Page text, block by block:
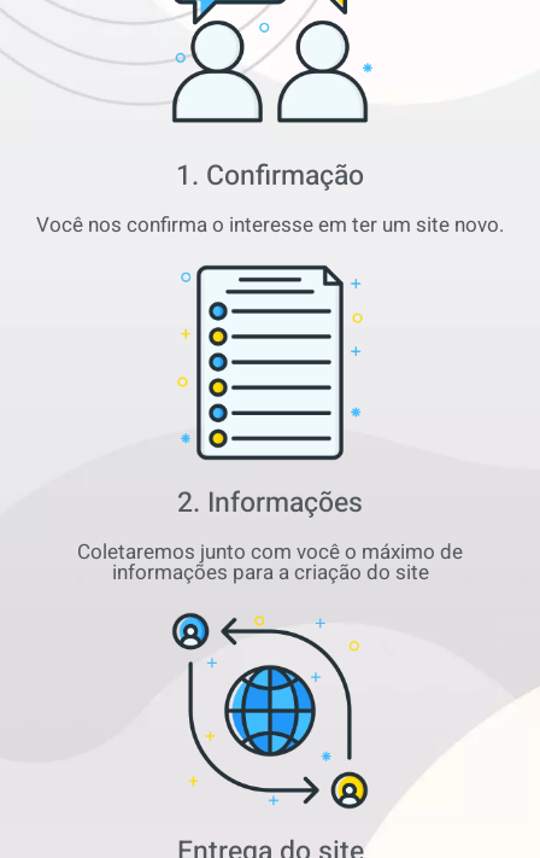
1. Confirmação
Você nos confirma o interesse em ter um site novo.
2. Informações
Coletaremos junto com você o máximo de
informações para a criação do site